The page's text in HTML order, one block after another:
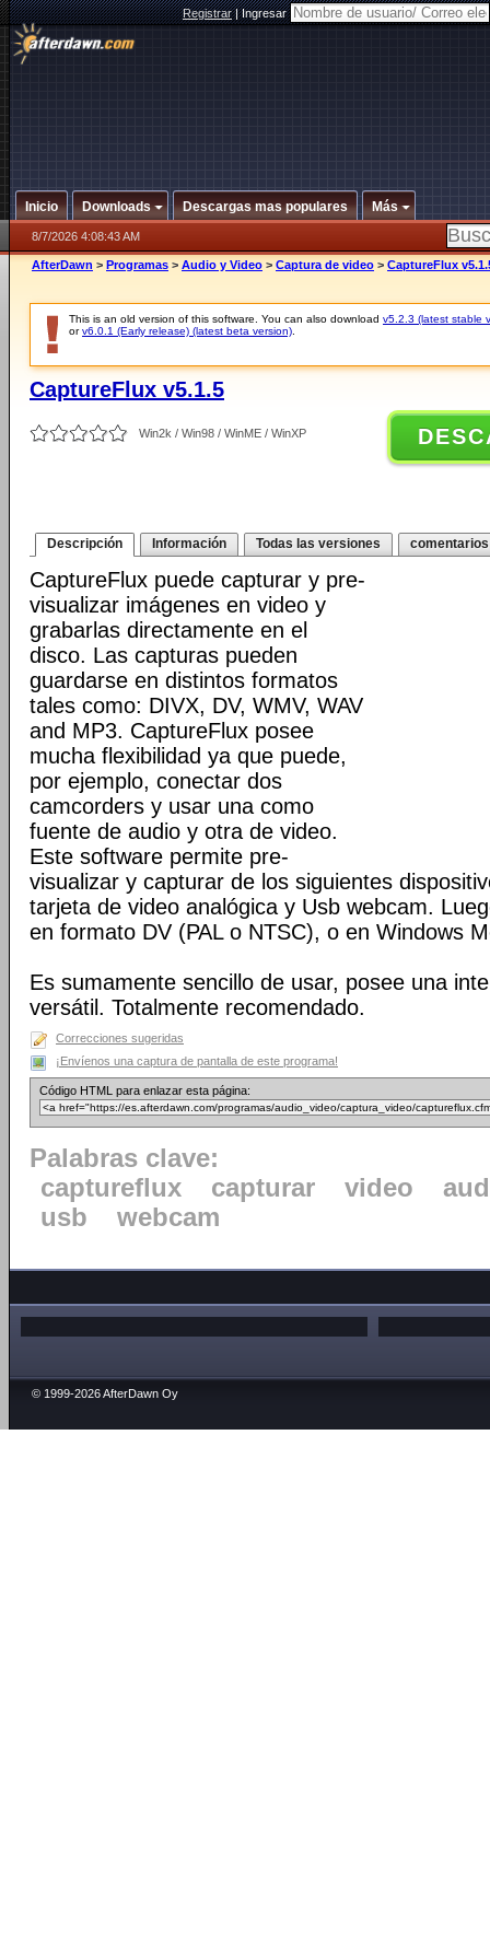
Registrar|Ingresar
Inicio Downloads Descargas mas populares Más
8/7/2026 4:08:43 AM
AfterDawn > Programas > Audio y Video > Captura de video > CaptureFlux
This is an old version of this software. You can also download v5.2.3 (latest stable
orv6.0.1 (Early release) (latest beta version)
CaptureFlux v5.1.5
Win2k / Win98 / WinME / WinXP
Descripción Información Todas las versiones comentarios
CaptureFlux puede capturar y pre-
visualizar imágenes en video y
grabarlas directamente en el
disco. Las capturas pueden
guardarse en distintos formatos
tales como: DIVX, DV, WMV, WAV
and MP3. CaptureFlux posee
mucha flexibilidad ya que puede,
por ejemplo, conectar dos
camcorders y usar una como
fuente de audio y otra de video.
Este software permite pre-
visualizar y capturar de los siguientes
tarjeta de video analógica y Usb webcam.
en formato DV (PAL o NTSC), o en Windows
Es sumamente sencillo de usar, posee una
versátil. Totalmente recomendado.
Correcciones sugeridas
¡Envíenos una captura de pantalla de este programa!
Código HTML para enlazar esta página:
Palabras clave:
captureflux
capturar video
usb
webcam
© 1999-2026 AfterDawn Oy